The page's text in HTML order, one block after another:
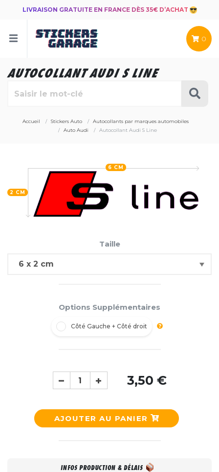
LIVRAISON GRATUITE EN FRANCE DÈS 35€ D’ACHAT
0
AUTOCOLLANT AUDI S LINE
Accueil Stickers Auto
Autocollants par marques automobiles
Auto Audi
Autocollant Audi S Line
2 CM
6 CM
Taille
Options Supplémentaires
Côté Gauche + Côté droit
3,50 €
AJOUTER AU PANIER
INFOS PRODUCTION & DÉLAIS